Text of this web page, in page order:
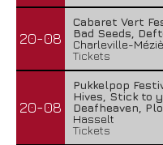
20-08
Cabaret Vert
Bad Seeds,
Charleville-
Tickets
20-08
Pukkelpop
Hives, Stick to
Deafheaven,
Hasselt
Tickets